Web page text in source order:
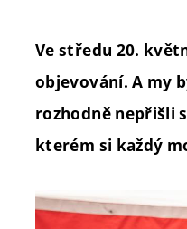
Ve středu 20.
objevování. A my
rozhodně nepřišli
kterém si každý